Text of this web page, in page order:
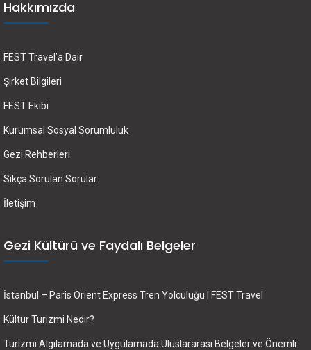
Hakkımızda
FEST Travel’a Dair
Şirket Bilgileri
FEST Ekibi
Kurumsal Sosyal Sorumluluk
Gezi Rehberleri
Sıkça Sorulan Sorular
İletişim
Gezi Kültürü ve Faydalı Belgeler
İstanbul – Paris Orient Express Tren Yolculuğu | FEST Travel
Kültür Turizmi Nedir?
Turizmi Algılamada ve Uygulamada Uluslararası Belgeler ve Önemli